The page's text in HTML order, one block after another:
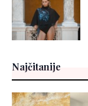
Najčitanije